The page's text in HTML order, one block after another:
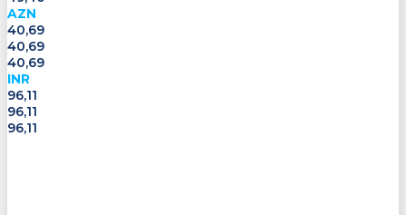
AZN
40,69
40,69
40,69
INR
96,11
96,11
96,11